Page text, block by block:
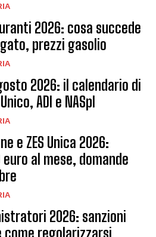
2026: cosa succede
prezzi gasolio
2026: il calendario di
ADI e NASpI
e ZES Unica 2026:
al mese, domande
2026: sanzioni
come regolarizzarsi